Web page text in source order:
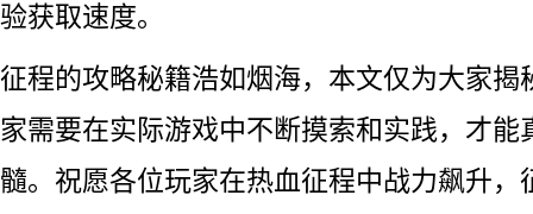
验获取速度。
征程的攻略秘籍浩如烟海，本文仅为大家揭
家需要在实际游戏中不断摸索和实践，才能
髓。祝愿各位玩家在热血征程中战力飙升，